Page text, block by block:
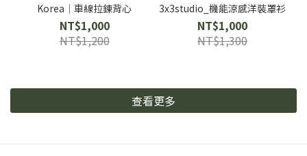
Korea｜車線拉鍊背心
NT$1,000
NT$1,200
3x3studio_機能涼感洋裝罩衫
NT$1,000
NT$1,300
查看更多